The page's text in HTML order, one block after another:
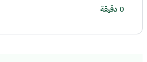
0 دقيقة